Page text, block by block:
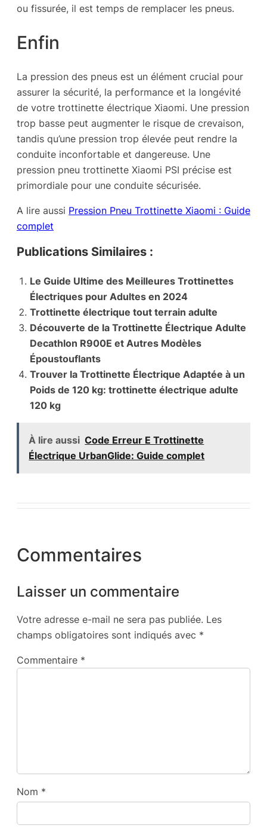
ou fissurée, il est temps de remplacer les pneus.
Enfin
La pression des pneus est un élément crucial pour
assurer la sécurité, la performance et la longévité
de votre trottinette électrique Xiaomi. Une pression
trop basse peut augmenter le risque de crevaison,
tandis qu’une pression trop élevée peut rendre la
conduite inconfortable et dangereuse. Une
pression pneu trottinette Xiaomi PSI précise est
primordiale pour une conduite sécurisée.
A lire aussi Pression Pneu Trottinette Xiaomi : Guide
complet
Publications Similaires :
Le Guide Ultime des Meilleures Trottinettes
Électriques pour Adultes en 2024
Trottinette électrique tout terrain adulte
Découverte de la Trottinette Électrique Adulte
Decathlon R900E et Autres Modèles
Époustouflants
Trouver la Trottinette Électrique Adaptée à un
Poids de 120 kg: trottinette électrique adulte
120 kg
À lire aussi Code Erreur E Trottinette
Électrique UrbanGlide: Guide complet
Commentaires
Laisser un commentaire
Votre adresse e-mail ne sera pas publiée. Les
champs obligatoires sont indiqués avec *
Commentaire *
Nom *